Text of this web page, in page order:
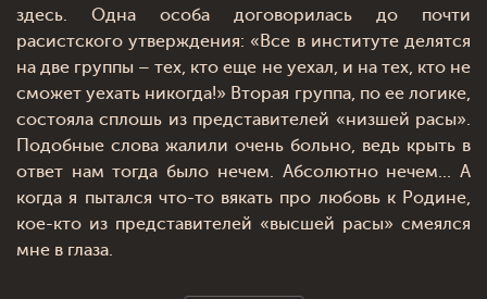
здесь. Одна особа договорилась до почти
расистского утверждения: «Все в институте делятся
на две группы – тех, кто еще не уехал, и на тех, кто не
сможет уехать никогда!» Вторая группа, по ее логике,
состояла сплошь из представителей «низшей расы».
Подобные слова жалили очень больно, ведь крыть в
ответ нам тогда было нечем. Абсолютно нечем... А
когда я пытался что-то вякать про любовь к Родине,
кое-кто из представителей «высшей расы» смеялся
мне в глаза.